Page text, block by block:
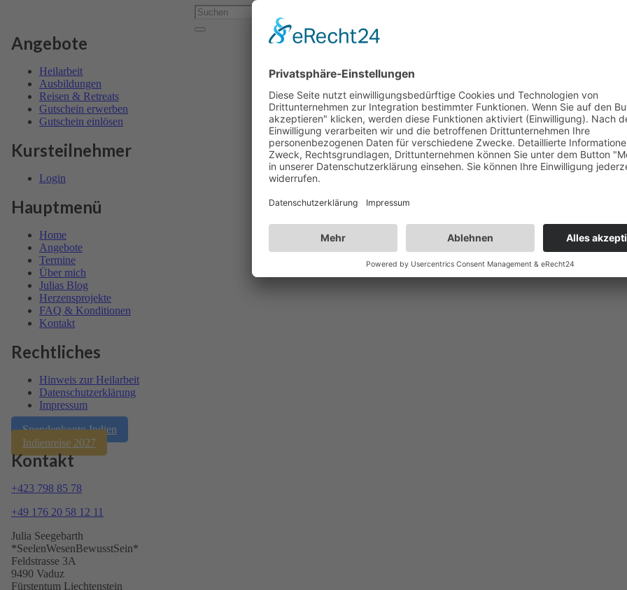
Angebote
Heil­arbeit
Ausbil­dungen
Reisen & Retreats
Gutschein erwerben
Gutschein einlösen
Kursteilnehmer
Login
Hauptmenü
Home
Angebote
Termine
Über mich
Julias Blog
Herzensprojekte
FAQ & Kondi­tionen
Kontakt
Rechtliches
Hinweis zur Heilarbeit
Daten­schutz­er­klärung
Impressum
Spendenkonto Indien
Indienreise 2027
Kontakt
+423 798 85 78
+49 176 20 58 12 11
Julia Seegebarth
*SeelenWesenBewusstSein*
Feldstrasse 3A
9490 Vaduz
Fürstentum Liechtenstein